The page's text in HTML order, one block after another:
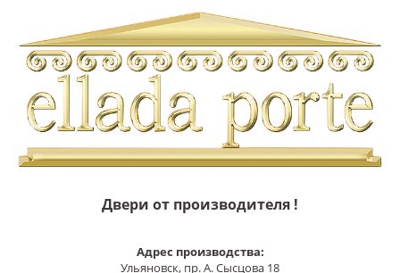
Двери от производителя !
Адрес производства:
Ульяновск, пр. А. Сысцова 18